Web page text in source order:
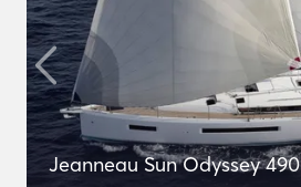
Jeanneau Sun Odyssey 490